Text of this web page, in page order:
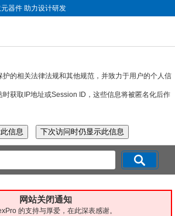
器件 助力设计研发
的相关法律法规和其他规范，并致力于用户的个人信
获取IP地址或Session ID，这些信息将被匿名化后作
网站关闭通知
的支持与厚爱，在此深表感谢。